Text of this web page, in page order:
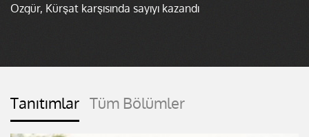
Özgür, Kürşat karşısında sayıyı kazandı
Tanıtımlar Tüm Bölümler